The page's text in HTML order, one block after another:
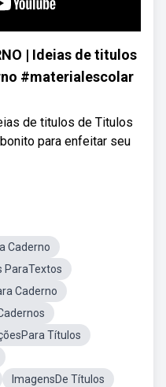
| Ideias de titulos
#materialescolar
de titulos de Titulos
para enfeitar seu
Caderno
ParaTextos
Caderno
Títulos
ImagensDe Títulos